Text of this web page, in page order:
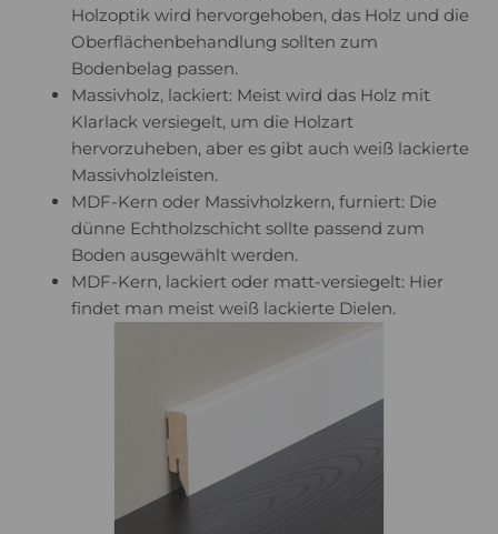
Holzoptik wird hervorgehoben, das Holz und die
Oberflächenbehandlung sollten zum
Bodenbelag passen.
Massivholz, lackiert: Meist wird das Holz mit
Klarlack versiegelt, um die Holzart
hervorzuheben, aber es gibt auch weiß lackierte
Massivholzleisten.
MDF-Kern oder Massivholzkern, furniert: Die
dünne Echtholzschicht sollte passend zum
Boden ausgewählt werden.
MDF-Kern, lackiert oder matt-versiegelt: Hier
findet man meist weiß lackierte Dielen.